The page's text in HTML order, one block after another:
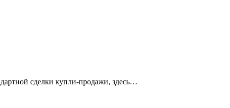
сделки купли-продажи, здесь…